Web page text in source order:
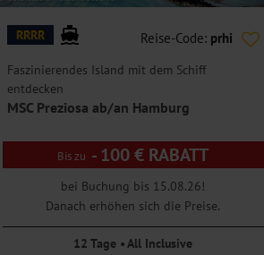
RRRR Reise-Code: prhi
Faszinierendes Island mit dem Schiff
entdecken
MSC Preziosa ab/an Hamburg
- 100 € RABATT
bei Buchung bis 15.08.26!
Danach erhöhen sich die Preise.
12 Tage • All Inclusive